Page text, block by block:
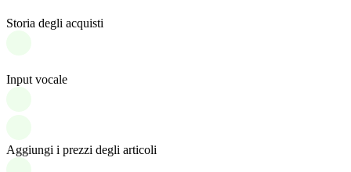
Storia degli acquisti
Input vocale
Aggiungi i prezzi degli articoli